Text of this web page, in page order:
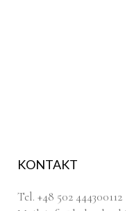
KONTAKT
Tel. +48 502 444300112